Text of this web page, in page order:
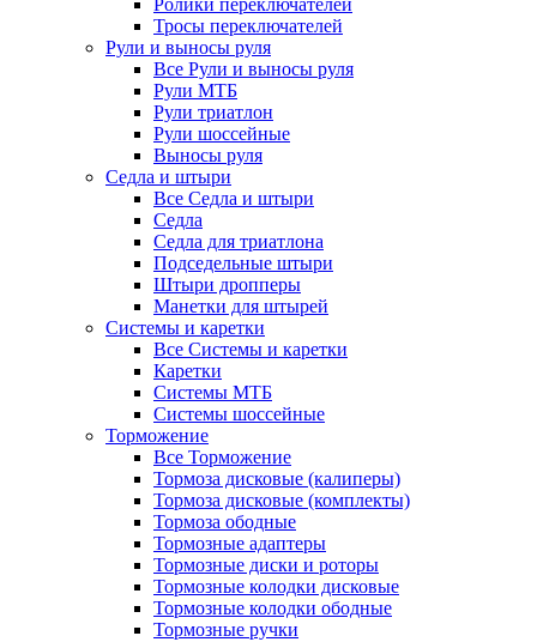
Ролики переключателей
Тросы переключателей
Рули и выносы руля
Все Рули и выносы руля
Рули МТБ
Рули триатлон
Рули шоссейные
Выносы руля
Седла и штыри
Все Седла и штыри
Седла
Седла для триатлона
Подседельные штыри
Штыри дропперы
Манетки для штырей
Системы и каретки
Все Системы и каретки
Каретки
Системы МТБ
Системы шоссейные
Торможение
Все Торможение
Тормоза дисковые (калиперы)
Тормоза дисковые (комплекты)
Тормоза ободные
Тормозные адаптеры
Тормозные диски и роторы
Тормозные колодки дисковые
Тормозные колодки ободные
Тормозные ручки